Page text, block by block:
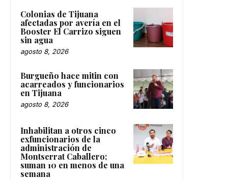
Colonias de Tijuana
afectadas por avería en el
Booster El Carrizo siguen
sin agua
agosto 8, 2026
Burgueño hace mitin con
acarreados y funcionarios
en Tijuana
agosto 8, 2026
Inhabilitan a otros cinco
exfuncionarios de la
administración de
Montserrat Caballero;
suman 10 en menos de una
semana